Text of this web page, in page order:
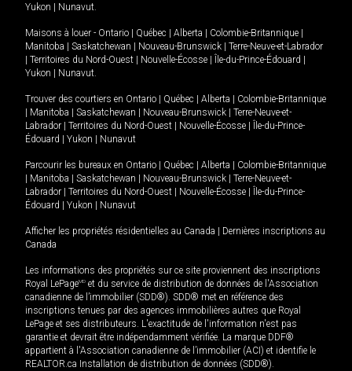
Yukon | Nunavut.
Maisons à louer - Ontario | Québec | Alberta | Colombie-Britannique |
Manitoba | Saskatchewan | Nouveau-Brunswick | Terre-Neuve-et-Labrador
| Territoires du Nord-Ouest | Nouvelle-Écosse | Île-du-Prince-Édouard |
Yukon | Nunavut.
Trouver des courtiers en Ontario | Québec | Alberta | Colombie-Britannique
| Manitoba | Saskatchewan | Nouveau-Brunswick | Terre-Neuve-et-
Labrador | Territoires du Nord-Ouest | Nouvelle-Écosse | Île-du-Prince-
Édouard | Yukon | Nunavut
Parcourir les bureaux en Ontario | Québec | Alberta | Colombie-Britannique
| Manitoba | Saskatchewan | Nouveau-Brunswick | Terre-Neuve-et-
Labrador | Territoires du Nord-Ouest | Nouvelle-Écosse | Île-du-Prince-
Édouard | Yukon | Nunavut
Afficher les propriétés résidentielles au Canada | Dernières inscriptions au
Canada
Les informations des propriétés sur ce site proviennent des inscriptions
Royal LePageMD et du service de distribution de données de l'Association
canadienne de l’immobilier (SDD®). SDD® met en référence des
inscriptions tenues par des agences immobilières autres que Royal
LePage et ses distributeurs. L'exactitude de l'information n'est pas
garantie et devrait être indépendamment vérifiée. La marque DDF®
appartient à l'Association canadienne de l’immobilier (ACI) et identifie le
REALTOR.ca Installation de distribution de données (SDD®).